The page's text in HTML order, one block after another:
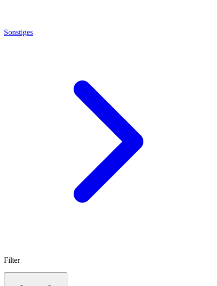
Sonstiges
Filter